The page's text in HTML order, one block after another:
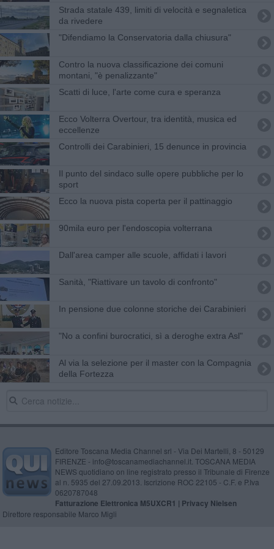
Strada statale 439, limiti di velocità e segnaletica
da rivedere
"Difendiamo la Conservatoria dalla chiusura"
Contro la nuova classificazione dei comuni
montani, "è penalizzante"
Scatti di luce, l'arte come cura e speranza
Ecco Volterra Overtour, tra identità, musica ed
eccellenze
Controlli dei Carabinieri, 15 denunce in provincia
Il punto del sindaco sulle opere pubbliche per lo
sport
Ecco la nuova pista coperta per il pattinaggio
90mila euro per l'endoscopia volterrana
Dall'area camper alle scuole, affidati i lavori
Sanità, "Riattivare un tavolo di confronto"
In pensione due colonne storiche dei Carabinieri
"No a confini burocratici, sì a deroghe extra Asl"
Al via la selezione per il master con la Compagnia
della Fortezza
Editore Toscana Media Channel srl - Via Dei Martelli, 8 - 50129
FIRENZE - info@toscanamediachannel.it. TOSCANA MEDIA
NEWS quotidiano on line registrato presso il Tribunale di Firenze
al n. 5935 del 27.09.2013. Iscrizione ROC 22105 - C.F. e P.Iva
0620787048
Fatturazione Elettronica M5UXCR1 | Privacy Nielsen
Direttore responsabile Marco Migli